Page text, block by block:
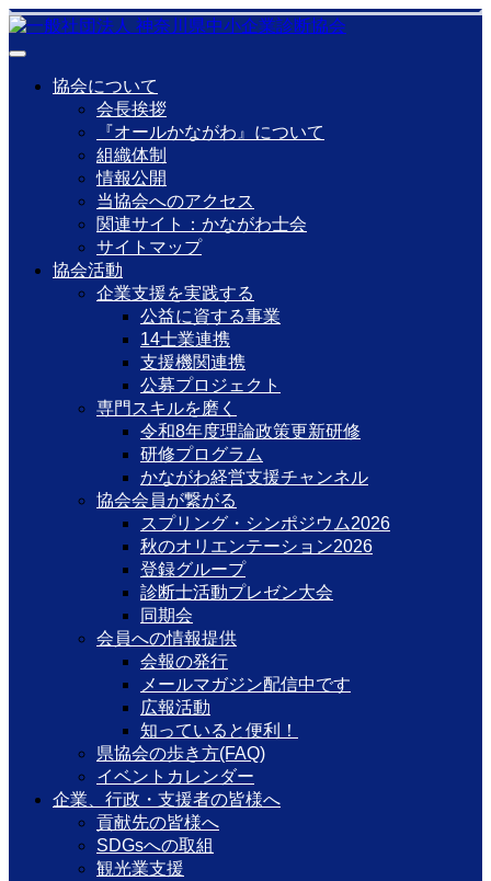
協会について
会長挨拶
『オールかながわ』について
組織体制
情報公開
当協会へのアクセス
関連サイト：かながわ士会
サイトマップ
協会活動
企業支援を実践する
公益に資する事業
14士業連携
支援機関連携
公募プロジェクト
専門スキルを磨く
令和8年度理論政策更新研修
研修プログラム
かながわ経営支援チャンネル
協会会員が繋がる
スプリング・シンポジウム2026
秋のオリエンテーション2026
登録グループ
診断士活動プレゼン大会
同期会
会員への情報提供
会報の発行
メールマガジン配信中です
広報活動
知っていると便利！
県協会の歩き方(FAQ)
イベントカレンダー
企業、行政・支援者の皆様へ
貢献先の皆様へ
SDGsへの取組
観光業支援